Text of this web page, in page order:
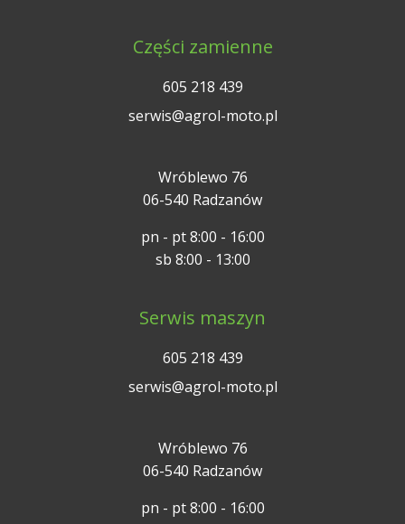
Części zamienne
605 218 439
serwis@agrol-moto.pl
Wróblewo 76
06-540 Radzanów
pn - pt 8:00 - 16:00
sb 8:00 - 13:00
Serwis maszyn
605 218 439
serwis@agrol-moto.pl
Wróblewo 76
06-540 Radzanów
pn - pt 8:00 - 16:00